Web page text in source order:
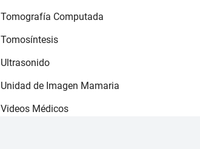
Tomografía Computada
Tomosíntesis
Ultrasonido
Unidad de Imagen Mamaria
Videos Médicos